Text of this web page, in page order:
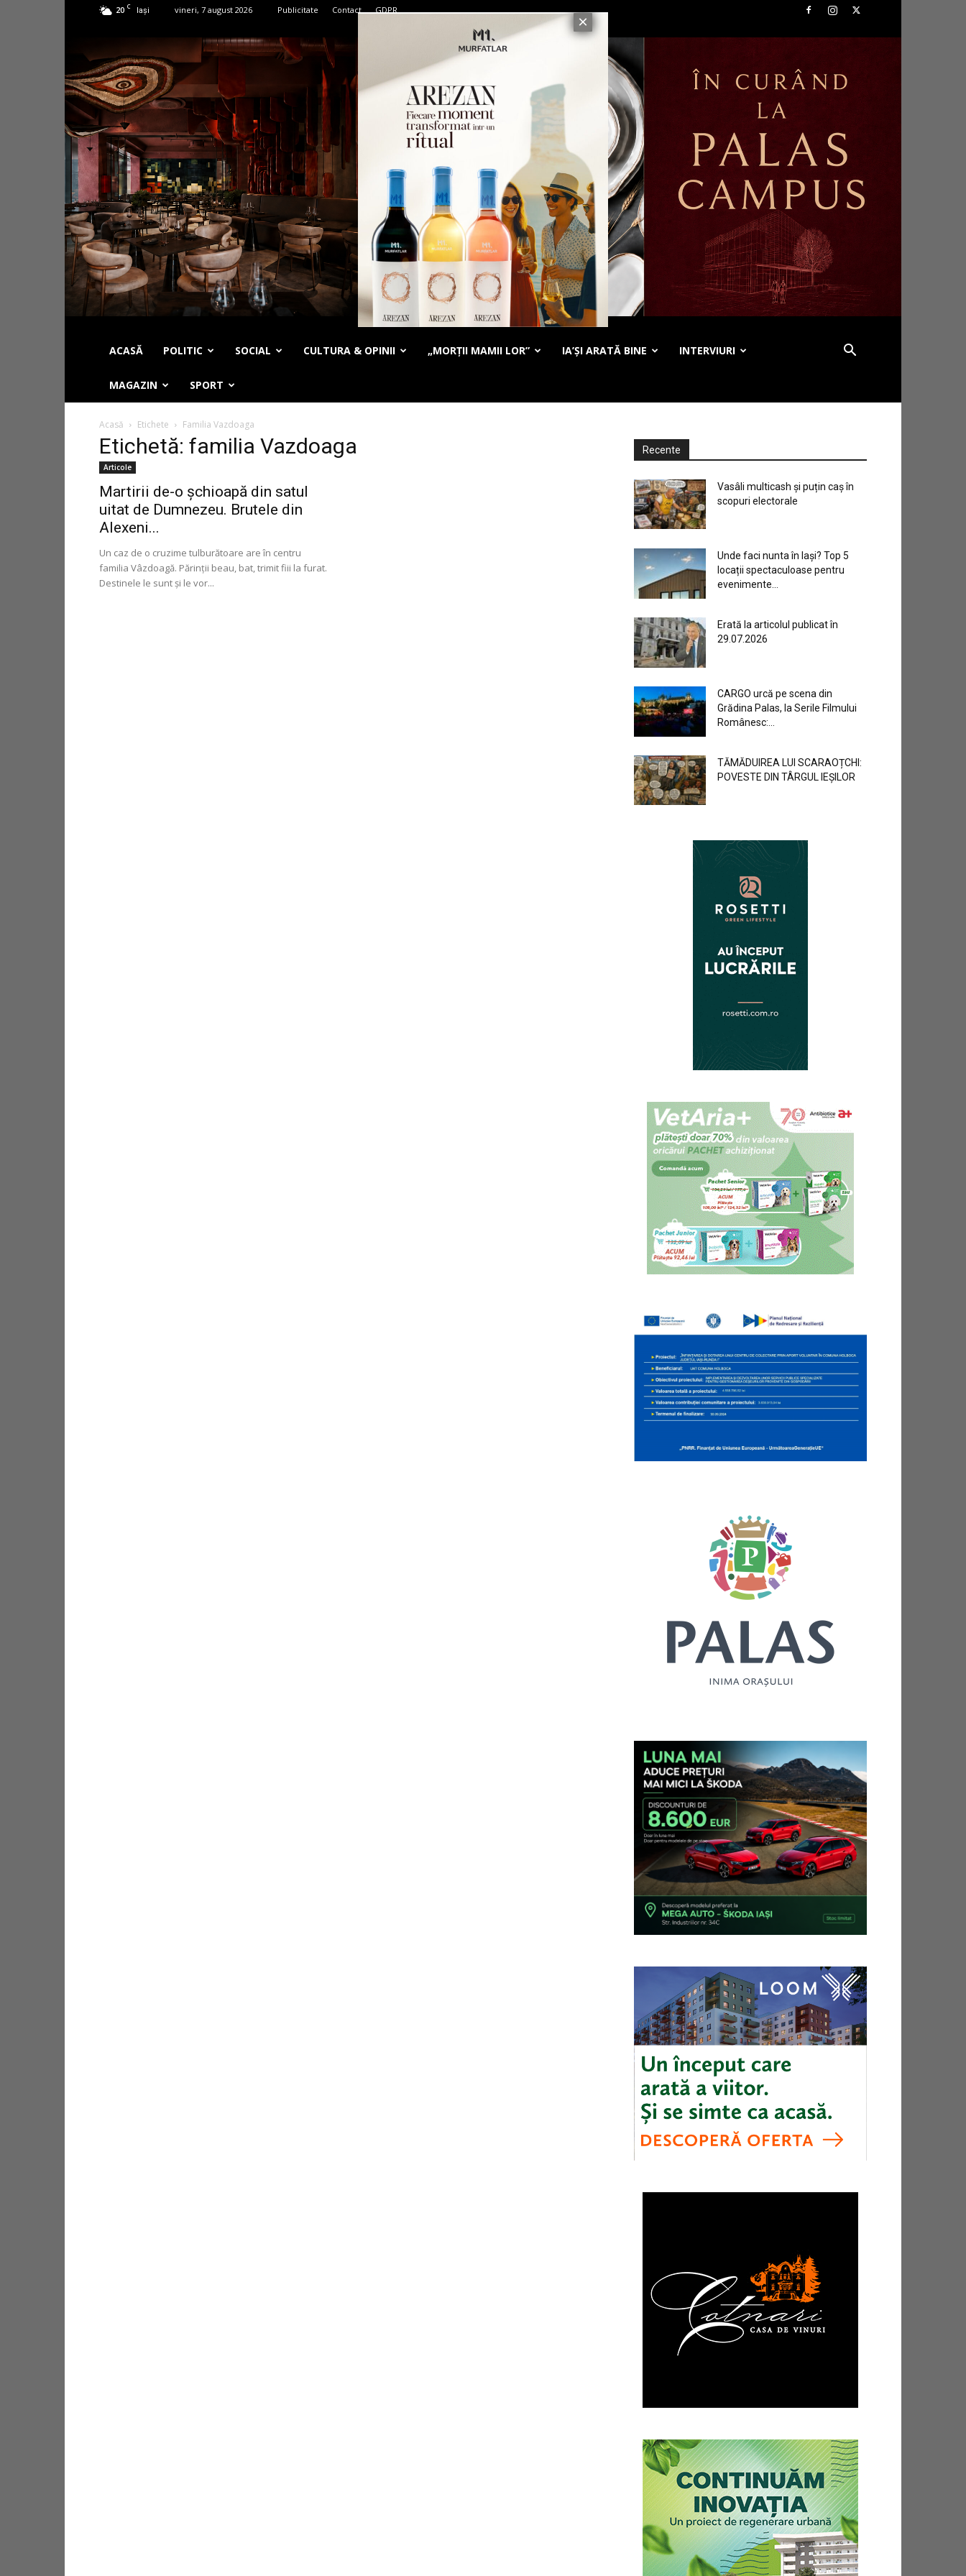
20 C Iași vineri, 7 august 2026 Publicitate Contact GDPR
ACASĂ POLITIC SOCIAL CULTURA & OPINII „MORȚII MAMII LOR” IA’ȘI ARATĂ BINE INTERVIURI
MAGAZIN SPORT
Acasă Etichete Familia Vazdoaga
Etichetă: familia Vazdoaga
Articole
Martirii de-o șchioapă din satul
uitat de Dumnezeu. Brutele din
Alexeni...
Un caz de o cruzime tulburătoare are în centru
familia Vâzdoagă. Părinţii beau, bat, trimit fiii la furat.
Destinele le sunt şi le vor...
Recente
Vasâli multicash și puțin caș în
scopuri electorale
Unde faci nunta în Iași? Top 5
locații spectaculoase pentru
evenimente...
Erată la articolul publicat în
29.07.2026
CARGO urcă pe scena din
Grădina Palas, la Serile Filmului
Românesc:...
TĂMĂDUIREA LUI SCARAOȚCHI:
POVESTE DIN TÂRGUL IEȘILOR